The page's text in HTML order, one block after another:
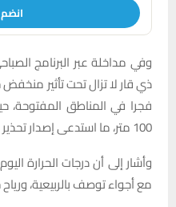
وفي مداخلة عبر البرنامج
ذي قار لا تزال تحت تأثير
فجرا في المناطق المفتوحة،
100 متر، ما استدعى إصدار تحذير مبكر لسائقي الطرق الخارجية.
مع أجواء توصف بالربيعية،